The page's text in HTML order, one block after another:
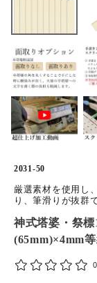
会員メニ
ご利用ガ
よみもの
ご購入履
プライバシーポリ
2031-50
厳選素材を使用し
り、筆滑りが抜群
神式塔婆・祭
(65mm)×4mm